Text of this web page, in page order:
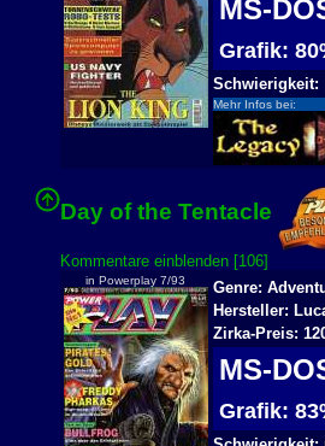
MS-
Grafik:
Schwierigkeit:
Mehr Infos bei:
Day of the Tentacle
Kommentare einblenden [106]
in Powerplay 7/93
Genre:
Hersteller:
Zirka-Preis:
MS-
Grafik: